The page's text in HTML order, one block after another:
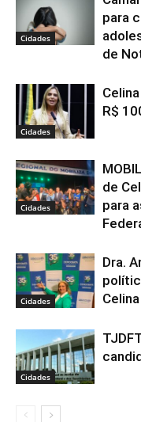
Cidades
para
de
Cidades
R$
Cidades
de
para
Cidades
Dra.
Cidades